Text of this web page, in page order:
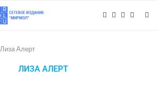
Лиза Алерт
ЛИЗА АЛЕРТ